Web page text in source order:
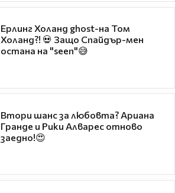
Ерлинг Холанд ghost-на Том
Холанд?! 💀 Защо Спайдър-мен
остана на "seen"😅
Втори шанс за любовта? Ариана
Гранде и Рики Алварес отново
заедно!😍